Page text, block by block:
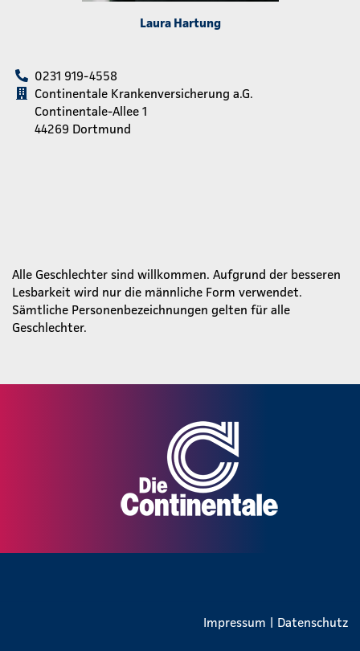
Laura Hartung
0231 919-4558
Continentale Krankenversicherung a.G.
Continentale-Allee 1
44269 Dortmund
Alle Geschlechter sind willkommen. Aufgrund der besseren
Lesbarkeit wird nur die männliche Form verwendet.
Sämtliche Personenbezeichnungen gelten für alle
Geschlechter.
Impressum | Datenschutz